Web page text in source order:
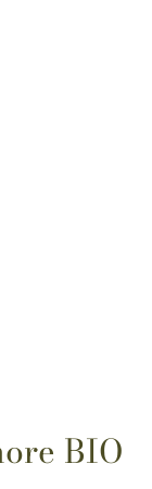
BIO